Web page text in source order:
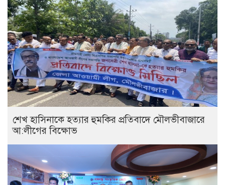
শেখ হাসিনাকে হত্যার হুমকির প্রতিবাদে মৌলভীবাজারে
আ:লীগের বিক্ষোভ